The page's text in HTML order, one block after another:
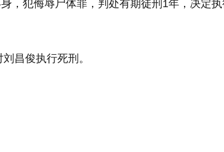
，犯侮辱尸体罪，判处有期徒刑1年，决定
昌俊执行死刑。